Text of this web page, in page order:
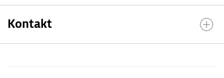
Kontakt